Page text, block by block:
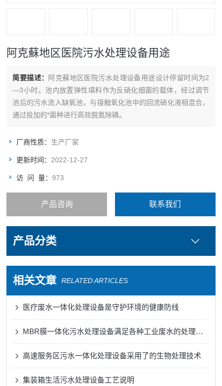
阿克蘇地区医院污水处理设备用途
简要描述： 阿克蘇地区医院污水处理设备用途设计停留时间为2
—3小时。池内放置弹性填料作为反硝化细菌的载体，经过调节
池后的污水流入缺氧池，与接触氧化池中的回流硝化液相混合，
通过投加的*菌种进行高效脱氮除磷。
厂商性质： 生产厂家
更新时间： 2022-12-27
访 问 量：973
产品咨询 联系我们
产品分类
相关文章 RELATED ARTICLES
医疗废水一体化处理设备是守护环境的健康防线
MBR膜一体化污水处理设备满足各种工业废水的处理需求
高速服务区污水一体化处理设备采用了的生物处理技术
集装箱生活污水处理设备工艺说明